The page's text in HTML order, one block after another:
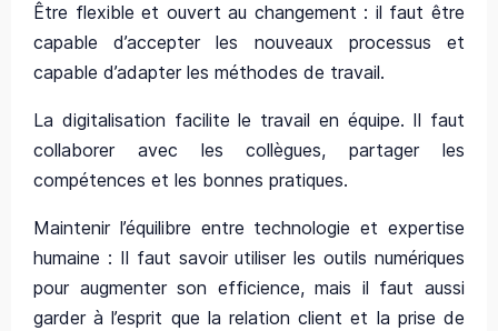
Être flexible et ouvert au changement : il faut être
capable d’accepter les nouveaux processus et
capable d’adapter les méthodes de travail.
La digitalisation facilite le travail en équipe. Il faut
collaborer avec les collègues, partager les
compétences et les bonnes pratiques.
Maintenir l’équilibre entre technologie et expertise
humaine : Il faut savoir utiliser les outils numériques
pour augmenter son efficience, mais il faut aussi
garder à l’esprit que la relation client et la prise de